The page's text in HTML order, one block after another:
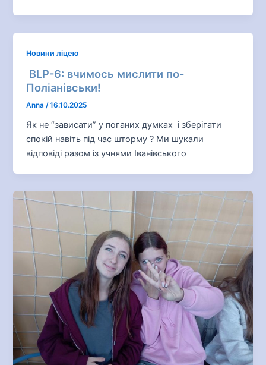
Новини ліцею
BLP-6: вчимось мислити по-
Поліанівськи!
Anna/16.10.2025
Як не “зависати” у поганих думках і зберігати
спокій навіть під час шторму ? Ми шукали
відповіді разом із учнями Іванівського